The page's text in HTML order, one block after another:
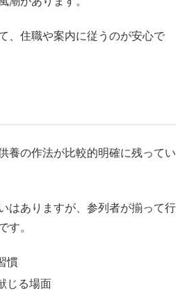
、住職や案内に従うのが安心で
養の作法が比較的明確に残ってい
はありますが、参列者が揃って行
す。
慣
じる場面